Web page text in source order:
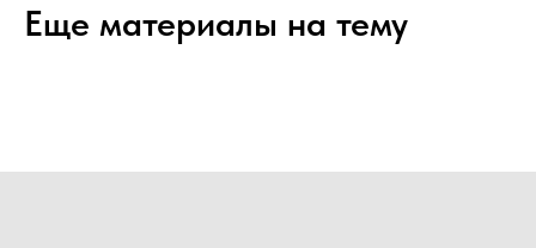
Еще материалы на тему